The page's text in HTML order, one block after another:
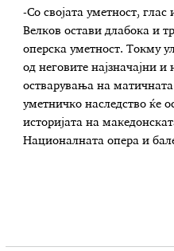
-Со својата уметност, глас
Велков остави длабока и
оперска уметност. Токму
од неговите најзначајни и
остварувања на
уметничко наследство ќе
историјата на
Националната опера и